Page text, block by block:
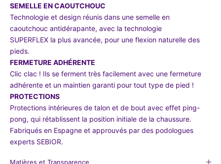
SEMELLE EN CAOUTCHOUC
Technologie et design réunis dans une semelle en
caoutchouc antidérapante, avec la technologie
SUPERFLEX la plus avancée, pour une flexion naturelle des
pieds.
FERMETURE ADHÉRENTE
Clic clac ! Ils se ferment très facilement avec une fermeture
adhérente et un maintien garanti pour tout type de pied !
PROTECTIONS
Protections intérieures de talon et de bout avec effet ping-
pong, qui rétablissent la position initiale de la chaussure.
Fabriqués en Espagne et approuvés par des podologues
experts SEBIOR.
Matières et Transparence